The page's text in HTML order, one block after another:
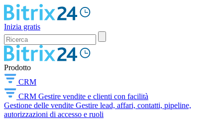
Inizia gratis
Prodotto
CRM
CRM Gestire vendite e clienti con facilità
Gestione delle vendite Gestire lead, affari, contatti, pipeline,
autorizzazioni di accesso e ruoli